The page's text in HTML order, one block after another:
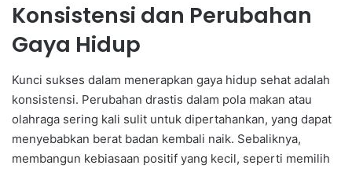
Konsistensi dan Perubahan
Gaya Hidup
Kunci sukses dalam menerapkan gaya hidup sehat adalah
konsistensi. Perubahan drastis dalam pola makan atau
olahraga sering kali sulit untuk dipertahankan, yang dapat
menyebabkan berat badan kembali naik. Sebaliknya,
membangun kebiasaan positif yang kecil, seperti memilih